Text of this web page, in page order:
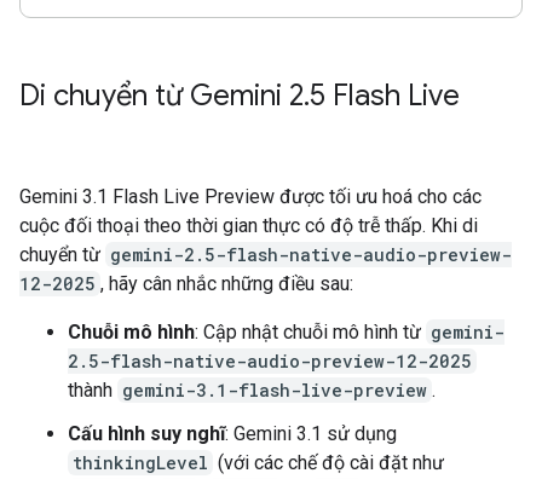
Di chuyển từ Gemini 2.5 Flash Live
Gemini 3.1 Flash Live Preview được tối ưu hoá cho các
cuộc đối thoại theo thời gian thực có độ trễ thấp. Khi di
chuyển từ gemini-2.5-flash-native-audio-preview-
12-2025 , hãy cân nhắc những điều sau:
Chuỗi mô hình: Cập nhật chuỗi mô hình từ gemini-
2.5-flash-native-audio-preview-12-2025
thành gemini-3.1-flash-live-preview .
Cấu hình suy nghĩ: Gemini 3.1 sử dụng
thinkingLevel (với các chế độ cài đặt như